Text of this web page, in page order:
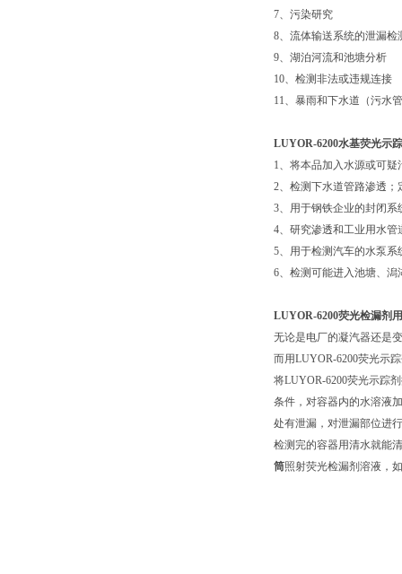
7、污染研究
8、流体输送系统的泄漏检
9、湖泊河流和池塘分析
10、检测非法或违规连接
11、暴雨和下水道（污水
LUYOR-6200水基荧光示
1、将本品加入水源或可
2、检测下水道管路渗透
3、用于钢铁企业的封闭系
4、研究渗透和工业用水管
5、用于检测汽车的水泵
6、检测可能进入池塘、
LUYOR-6200荧光检漏剂
无论是电厂的凝汽器还是
而用LUYOR-6200荧光示
将LUYOR-6200荧光示踪
条件，对容器内的水溶液
处有泄漏，对泄漏部位进
检测完的容器用清水就能
筒照射荧光检漏剂溶液，